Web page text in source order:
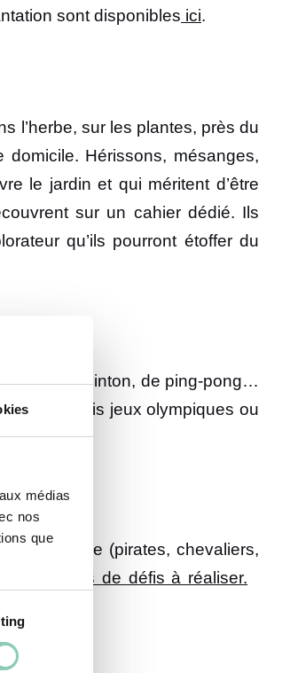
médias
nos
que
sont disponibles ici.
l’herbe, sur les plantes, près du
Hérissons, mésanges,
le jardin et qui méritent d’être
sur un cahier dédié. Ils
qu’ils pourront étoffer du
de badminton, de ping-pong…
des minis jeux olympiques ou
un thème (pirates, chevaliers,
10 idées de défis à réaliser.